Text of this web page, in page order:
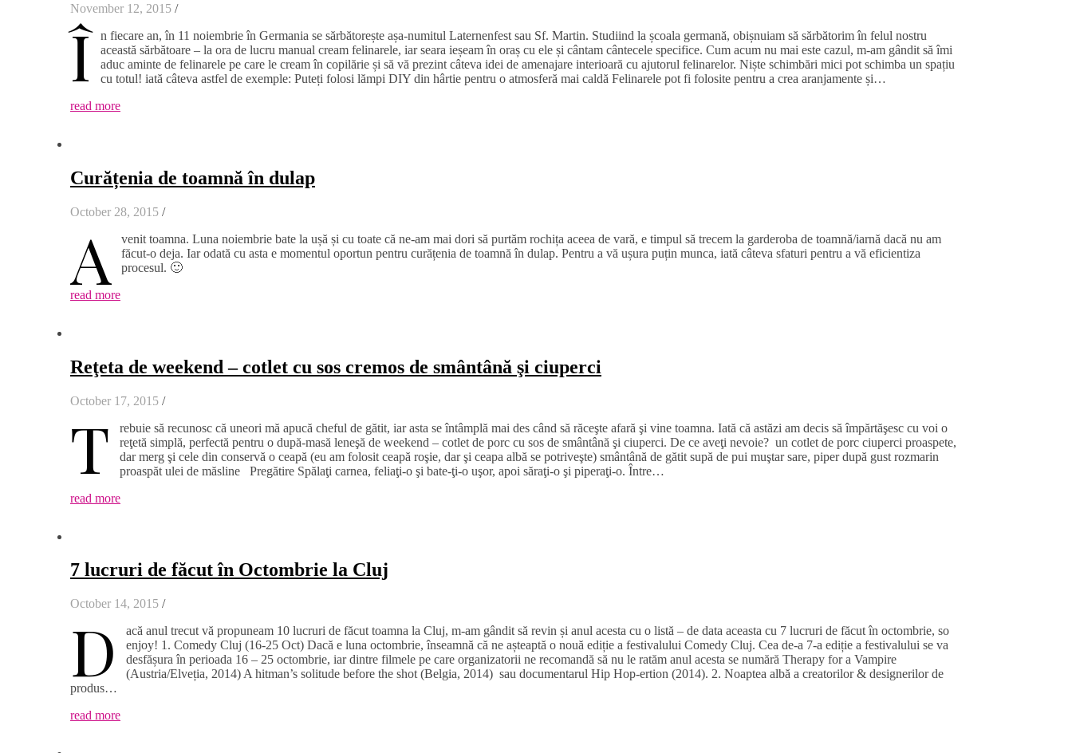
November 12, 2015 /
Î
n fiecare an, în 11 noiembrie în Germania se sărbătorește așa-numitul Laternenfest sau Sf. Martin. Studiind la școala germană, obișnuiam să sărbătorim în felul nostru
această sărbătoare – la ora de lucru manual cream felinarele, iar seara ieșeam în oraș cu ele și cântam cântecele specifice. Cum acum nu mai este cazul, m-am gândit să îmi
aduc aminte de felinarele pe care le cream în copilărie și să vă prezint câteva idei de amenajare interioară cu ajutorul felinarelor. Niște schimbări mici pot schimba un spațiu
cu totul! iată câteva astfel de exemple: Puteți folosi lămpi DIY din hârtie pentru o atmosferă mai caldă Felinarele pot fi folosite pentru a crea aranjamente și…
read more
Curățenia de toamnă în dulap
October 28, 2015 /
A
venit toamna. Luna noiembrie bate la ușă și cu toate că ne-am mai dori să purtăm rochița aceea de vară, e timpul să trecem la garderoba de toamnă/iarnă dacă nu am
făcut-o deja. Iar odată cu asta e momentul oportun pentru curățenia de toamnă în dulap. Pentru a vă ușura puțin munca, iată câteva sfaturi pentru a vă eficientiza
procesul. 🙂
read more
Reţeta de weekend – cotlet cu sos cremos de smântână şi ciuperci
October 17, 2015 /
T
rebuie să recunosc că uneori mă apucă cheful de gătit, iar asta se întâmplă mai des când să răceşte afară şi vine toamna. Iată că astăzi am decis să împărtăşesc cu voi o
reţetă simplă, perfectă pentru o după-masă leneşă de weekend – cotlet de porc cu sos de smântână şi ciuperci. De ce aveţi nevoie? un cotlet de porc ciuperci proaspete,
dar merg şi cele din conservă o ceapă (eu am folosit ceapă roşie, dar şi ceapa albă se potriveşte) smântână de gătit supă de pui muştar sare, piper după gust rozmarin
proaspăt ulei de măsline Pregătire Spălaţi carnea, feliaţi-o şi bate-ţi-o uşor, apoi săraţi-o şi piperaţi-o. Între…
read more
7 lucruri de făcut în Octombrie la Cluj
October 14, 2015 /
D
acă anul trecut vă propuneam 10 lucruri de făcut toamna la Cluj, m-am gândit să revin și anul acesta cu o listă – de data aceasta cu 7 lucruri de făcut în octombrie, so
enjoy! 1. Comedy Cluj (16-25 Oct) Dacă e luna octombrie, înseamnă că ne așteaptă o nouă ediție a festivalului Comedy Cluj. Cea de-a 7-a ediție a festivalului se va
desfășura în perioada 16 – 25 octombrie, iar dintre filmele pe care organizatorii ne recomandă să nu le ratăm anul acesta se numără Therapy for a Vampire
(Austria/Elveția, 2014) A hitman’s solitude before the shot (Belgia, 2014) sau documentarul Hip Hop-ertion (2014). 2. Noaptea albă a creatorilor & designerilor de
produs…
read more